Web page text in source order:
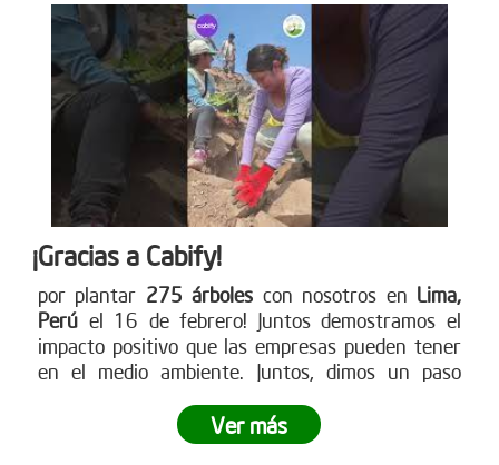
¡Gracias a Cabify!
por plantar 275 árboles con nosotros en Lima,
Perú el 16 de febrero! Juntos demostramos el
impacto positivo que las empresas pueden tener
en el medio ambiente. Juntos, dimos un paso
poderoso que es el trabajo en equipo.
está lista para ser parte del cambio?
Ver más